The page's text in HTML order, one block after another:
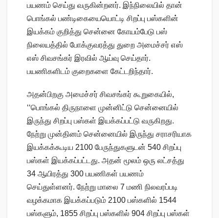
பயணம் செய்து வருகின்றனர். இந்நிலையில் தான்
பொங்கல் பண்டிகையையொட்டி சிறப்பு பஸ்களின்
இயக்கம் குறித்து சென்னை கோயம்பேடு பஸ்
நிலையத்தில் போக்குவரத்து துறை அமைச்சர் எஸ்
எஸ் சிவசங்கர் இரவில் ஆய்வு செய்தார்.
பயணிகளிடம் குறைகளை கேட்டறிந்தார்.
அதன்பிறகு அமைச்சர் சிவசங்கர் கூறுகையில்,
‘‘பொங்கல் திருநாளை முன்னிட்டு சென்னையில்
இருந்து சிறப்பு பஸ்கள் இயக்கப்பட்டு வருகிறது.
நேற்று முன்தினம் சென்னையில் இருந்து சராசரியாக
இயக்கக்கூடிய 2100 பேருந்துகளுடன் 540 சிறப்பு
பஸ்கள் இயக்கப்பட்டது. அதன் மூலம் ஒரு லட்சத்து
34 ஆயிரத்து 300 பயணிகள் பயணம்
செய்துள்ளனர். நேற்று மாலை 7 மணி நிலவரப்படி
வழக்கமாக இயக்கப்படும் 2100 பஸ்களில் 1544
பஸ்களும், 1855 சிறப்பு பஸ்களில் 904 சிறப்பு பஸ்கள்